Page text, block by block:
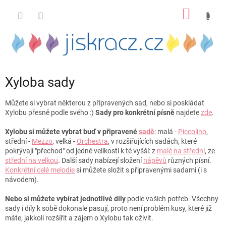
Xyloba sady
Můžete si vybrat některou z připravených sad, nebo si poskládat
Xylobu přesně podle svého :) Sady pro konkrétní písně najdetezde.
Xylobu si můžete vybrat buď v připravenésadě: malá - Piccolino,
střední - Mezzo, velká - Orchestra, v rozšiřujících sadách, které
pokrývají "přechod" od jedné velikosti k té vyšší: z malé na střední, ze
střední na velkou. Další sady nabízejí složenínápěvů různých písní.
Konkrétní celé melodie si můžete složit s připravenými sadami (i s
návodem).
Nebo si můžete vybírat jednotlivé díly podle vašich potřeb. Všechny
sady i díly k sobě dokonale pasují, proto není problém kusy, které již
máte, jakkoli rozšířit a zájem o Xylobu tak oživit.